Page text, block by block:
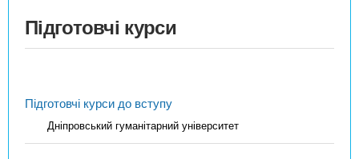
Підготовчі курси
Підготовчі курси до вступу
Дніпровський гуманітарний університет